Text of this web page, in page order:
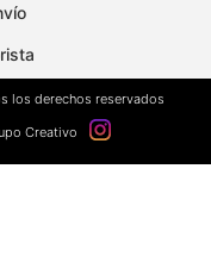
los derechos reservados
Creativo